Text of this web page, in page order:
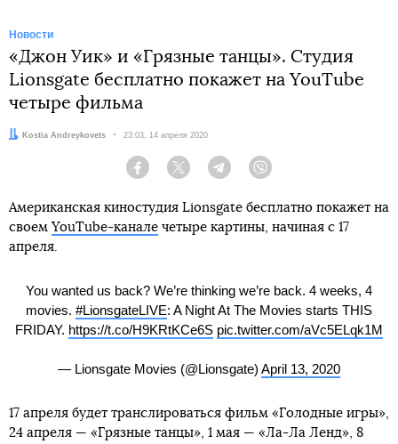
Новости
«Джон Уик» и «Грязные танцы». Студия
Lionsgate бесплатно покажет на YouTube
четыре фильма
Автор:Kostia Andreykovets Дата:
23:03, 14 апреля 2020
Facebook Twitter Telegram
Американская киностудия Lionsgate бесплатно покажет на
своем YouTube-канале четыре картины, начиная с 17
апреля.
You wanted us back? We’re thinking we’re back. 4 weeks, 4
movies. #LionsgateLIVE: A Night At The Movies starts THIS
FRIDAY. https://t.co/H9KRtKCe6S pic.twitter.com/aVc5ELqk1M
— Lionsgate Movies (@Lionsgate) April 13, 2020
17 апреля будет транслироваться фильм «Голодные игры»,
24 апреля — «Грязные танцы», 1 мая — «Ла-Ла Ленд», 8